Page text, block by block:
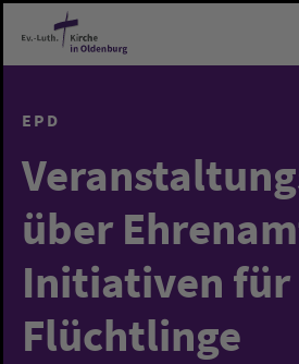
Zum Hauptinhalt springen
EPD
über
Initiativen für
Flüchtlinge